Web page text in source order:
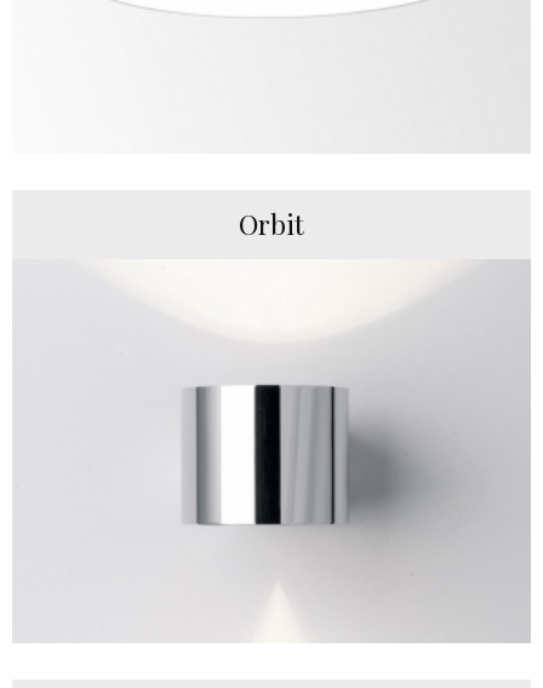
Orbit